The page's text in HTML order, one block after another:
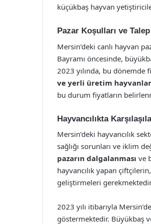
küçükbaş hayvan
Pazar Koşulları ve Talep
Mersin’deki canlı hayvan
Bayramı öncesinde,
2023 yılında, bu dönemde
ve yerli üretim
bu durum fiyatların
Hayvancılıkta
Mersin’deki hayvancılık
sağlığı sorunları ve iklim
pazarın dalgalanması ve
hayvancılık yapan
geliştirmeleri
2023 yılı itibarıyla
göstermektedir. Büyükbaş